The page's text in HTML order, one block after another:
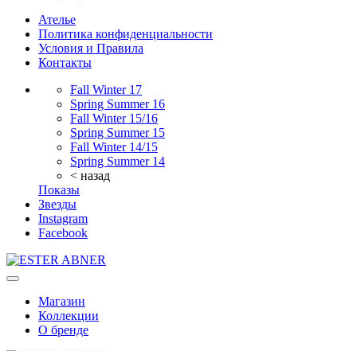
Ателье
Политика конфиденциальности
Условия и Правила
Контакты
Fall Winter 17
Spring Summer 16
Fall Winter 15/16
Spring Summer 15
Fall Winter 14/15
Spring Summer 14
< назад
Показы
Звезды
Instagram
Facebook
Магазин
Коллекции
О бренде